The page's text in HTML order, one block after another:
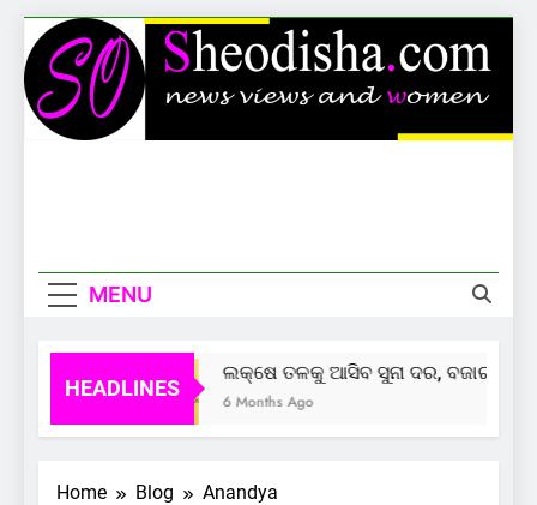
Skip
to
content
MENU
HEADLINES
ଲକ୍ଷେ ତଳକୁ ଆସିବ ସୁନା ଦର, ବଜାର
6 Months Ago
Home Blog Anandya